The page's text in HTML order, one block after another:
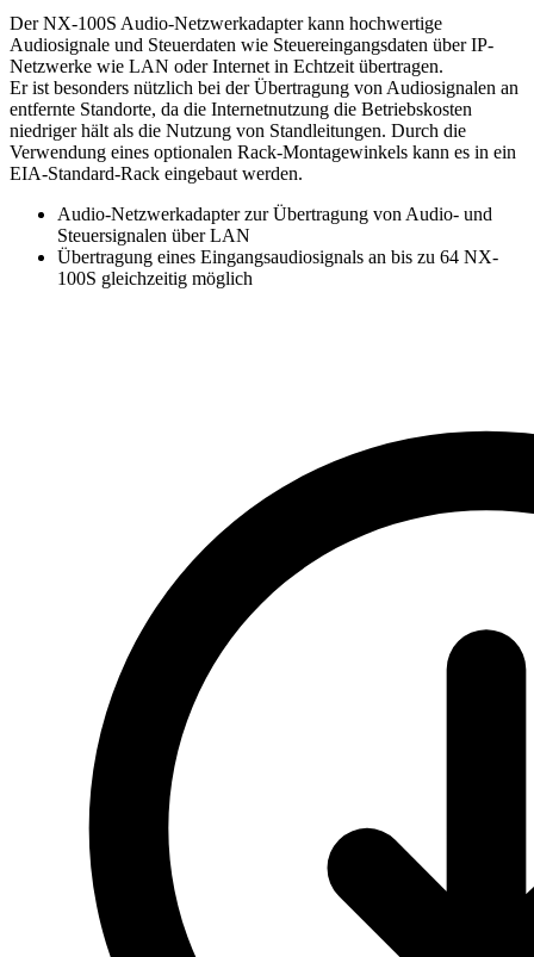
Der NX-100S Audio-Netzwerkadapter kann hochwertige
Audiosignale und Steuerdaten wie Steuereingangsdaten über IP-
Netzwerke wie LAN oder Internet in Echtzeit übertragen.
Er ist besonders nützlich bei der Übertragung von Audiosignalen an
entfernte Standorte, da die Internetnutzung die Betriebskosten
niedriger hält als die Nutzung von Standleitungen. Durch die
Verwendung eines optionalen Rack-Montagewinkels kann es in ein
EIA-Standard-Rack eingebaut werden.
Audio-Netzwerkadapter zur Übertragung von Audio- und
Steuersignalen über LAN
Übertragung eines Eingangsaudiosignals an bis zu 64 NX-
100S gleichzeitig möglich